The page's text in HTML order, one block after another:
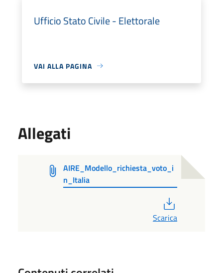
Ufficio Stato Civile - Elettorale
VAI ALLA PAGINA
Allegati
AIRE_Modello_richiesta_voto_i
n_Italia
Scarica